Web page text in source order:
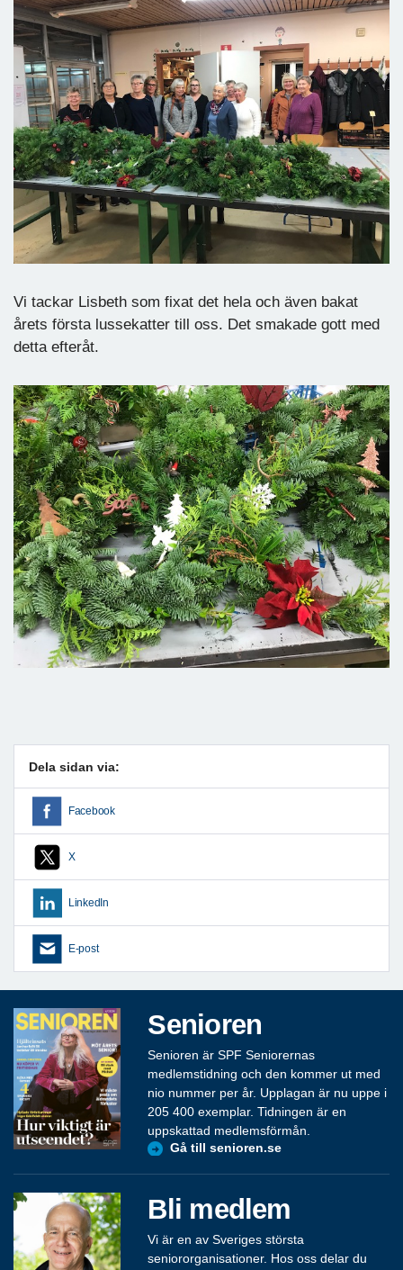
Vi tackar Lisbeth som fixat det hela och även bakat
årets första lussekatter till oss. Det smakade gott med
detta efteråt.
Dela sidan via:
Facebook
X
LinkedIn
E-post
Senioren
Senioren är SPF Seniorernas
medlemstidning och den kommer ut med
nio nummer per år. Upplagan är nu uppe i
205 400 exemplar. Tidningen är en
uppskattad medlemsförmån.
Gå till senioren.se
Bli medlem
Vi är en av Sveriges största
seniororganisationer. Hos oss delar du